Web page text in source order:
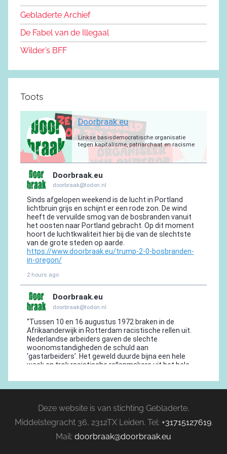
n
m
o
o
k
Gebladerte Archief
De Fabel van de Illegaal
Wilder’s BFF
Toots
Deze website is van stichting Gebladerte,
Middelstegracht 36, 2312TX Leiden. Tel: +31715127619.
Mail: doorbraak@doorbraak.eu